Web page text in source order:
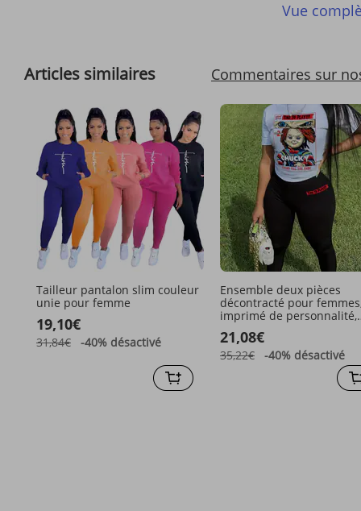
Vue
Articles similaires Commentaires sur
Tailleur pantalon slim couleur
unie pour femme
19,10€
31,84€ -40% désactivé
Ensemble deux pièces
décontracté pour
imprimé de personnalité,
printemps et été
21,08€
35,22€ -40% désactivé